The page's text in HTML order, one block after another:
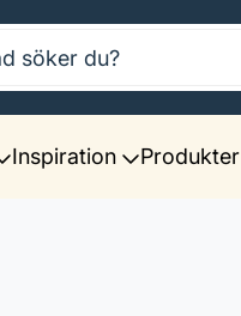
Inspiration Produkter